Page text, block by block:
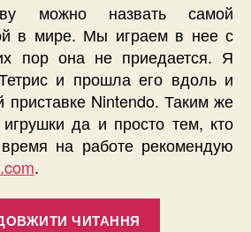
можно назвать самой
в мире. Мы играем в нее с
пор она не приедается. Я
и прошла его вдоль и
приставке Nintendo. Таким же
да и просто тем, кто
время на работе рекомендую
.
ЧИТАННЯ